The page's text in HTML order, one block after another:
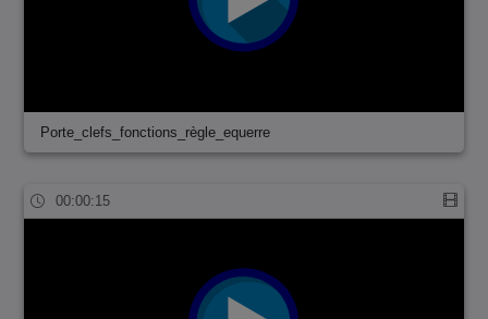
Porte_clefs_fonctions_règle_equerre
00:00:15